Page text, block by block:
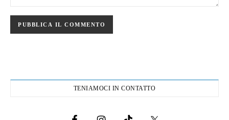
TENIAMOCI IN CONTATTO